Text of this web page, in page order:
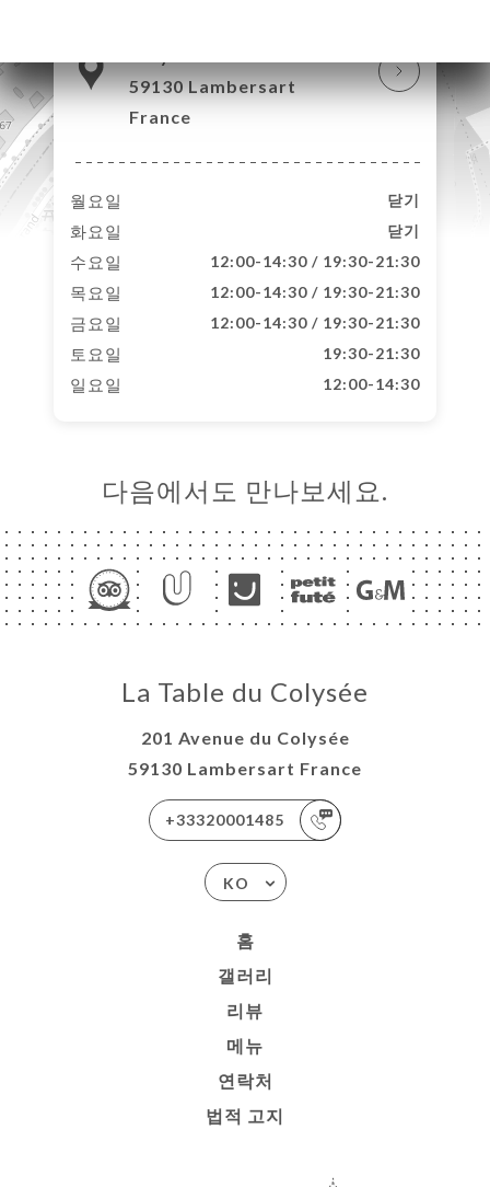
59130 Lambersart
France
월요일 닫기
화요일 닫기
수요일 12:00-14:30 / 19:30-21:30
목요일 12:00-14:30 / 19:30-21:30
금요일 12:00-14:30 / 19:30-21:30
토요일 19:30-21:30
일요일 12:00-14:30
다음에서도 만나보세요.
La Table du Colysée
201 Avenue du Colysée
59130 Lambersart France
+33320001485
KO
홈
갤러리
리뷰
메뉴
연락처
법적 고지